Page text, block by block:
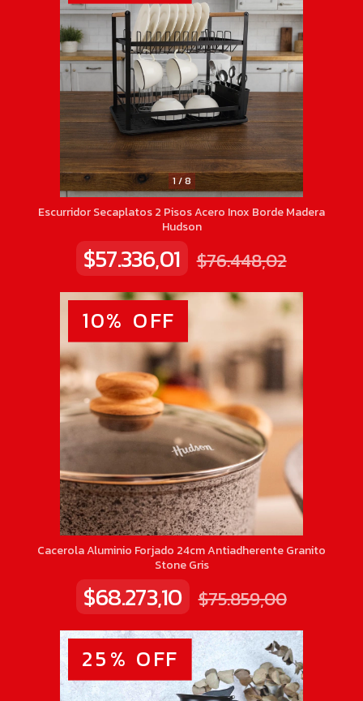
1 /8
Escurridor Secaplatos 2 Pisos Acero Inox Borde Madera
Hudson
$57.336,01 $76.448,02
1/6
10% OFF
Cacerola Aluminio Forjado 24cm Antiadherente Granito
Stone Gris
$68.273,10 $75.859,00
25% OFF